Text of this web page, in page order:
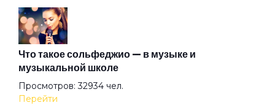
Акуна матата
Альтернатива
Ангел всенародного похмелья
Что такое сольфеджио — в музыке и
музыкальной школе
Просмотров: 32934 чел.
Перейти